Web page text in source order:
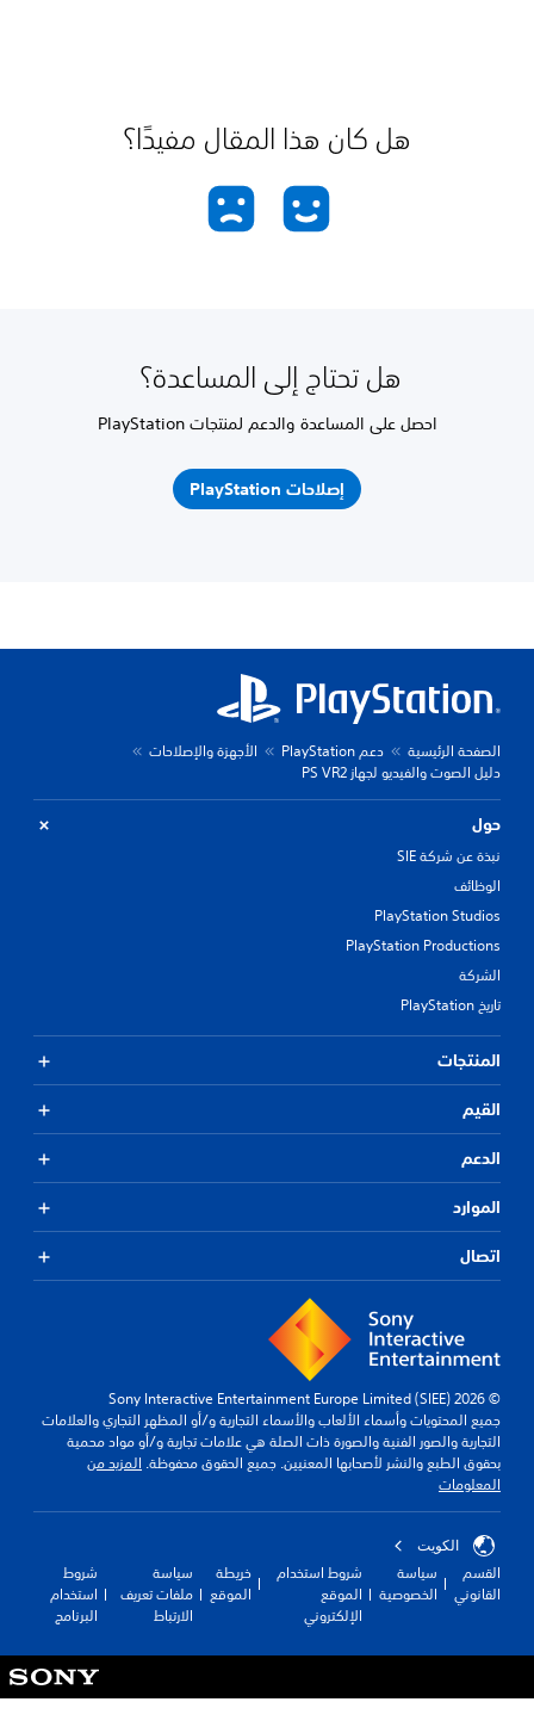
هل كان هذا المقال مفيدًا؟
هل تحتاج إلى المساعدة؟
احصل على المساعدة والدعم لمنتجات PlayStation
إصلاحات PlayStation
الصفحة الرئيسية دعم PlayStation
الأجهزة والإصلاحات
دليل الصوت والفيديو لجهاز PS VR2
حول
نبذة عن شركة SIE
الوظائف
PlayStation Studios
PlayStation Productions
الشركة
تاريخ PlayStation
المنتجات
القيم
الدعم
الموارد
اتصال
© 2026 Sony Interactive Entertainment Europe Limited (SIEE)
جميع المحتويات وأسماء الألعاب والأسماء التجارية و/أو المظهر التجاري والعلامات
التجارية والصور الفنية والصورة ذات الصلة هي علامات تجارية و/أو مواد محمية
بحقوق الطبع والنشر لأصحابها المعنيين. جميع الحقوق محفوظة.المزيد من
المعلومات
الكويت‎
القسم
القانوني
سياسة
الخصوصية
شروط استخدام
الموقع
الإلكتروني
خريطة
الموقع
سياسة
ملفات تعريف
الارتباط
شروط
استخدام
البرنامج